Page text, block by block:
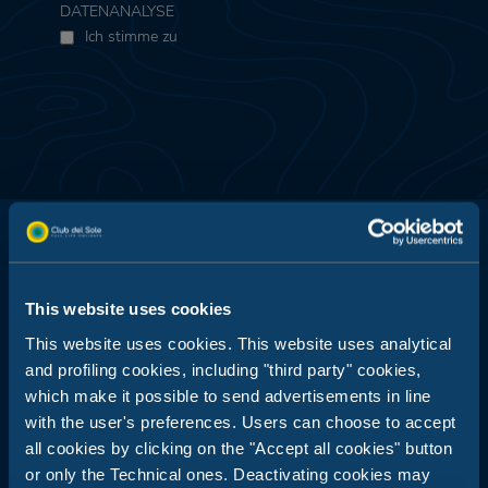
This website uses cookies
This website uses cookies. This website uses analytical
and profiling cookies, including "third party" cookies,
which make it possible to send advertisements in line
with the user's preferences. Users can choose to accept
all cookies by clicking on the "Accept all cookies" button
or only the Technical ones. Deactivating cookies may
DATENANALYSE
Ich stimme zu
Feriendörfer nur einen Steinwurf vom Meer entfernt, in den
Bergen, an den Küsten der beliebtesten und bekanntesten
Sommerziele Italiens und der ganzen Welt.
Booking Center:
+39 0543 24108